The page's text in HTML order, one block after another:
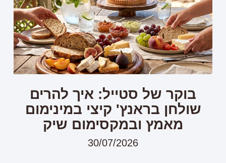
בוקר של סטייל: איך להרים
שולחן בראנץ' קיצי במינימום
מאמץ ובמקסימום שיק
30/07/2026